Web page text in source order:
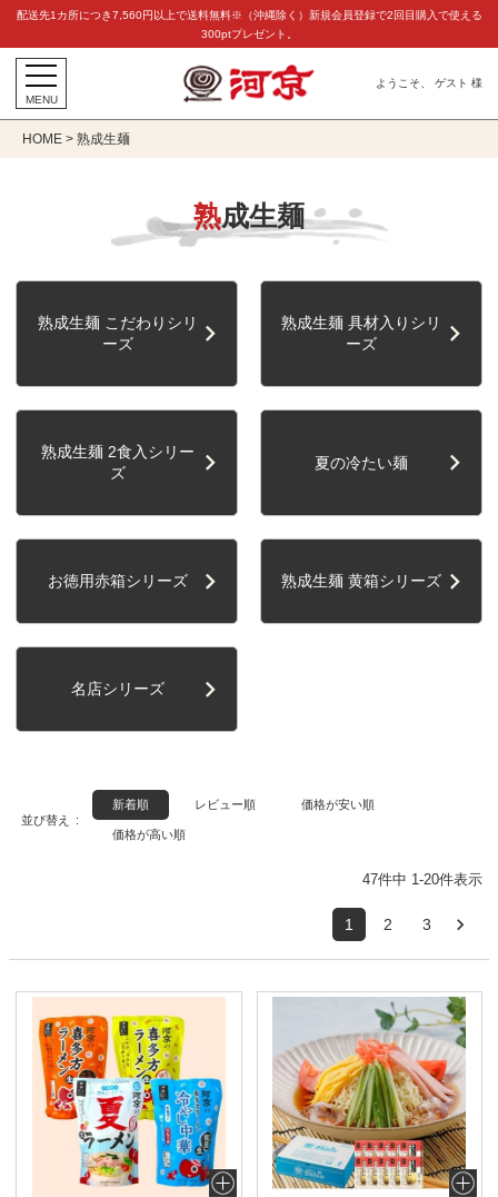
配送先1カ所につき7,560円以上で送料無料※（沖縄除く）新規会員登録で2回目購入で使える
300ptプレゼント。
MENU
ようこそ、 ゲスト 様
HOME 熟成生麺
キー
円〜 円
庫
し
非
表
暮
料
ご
用
ご
用
と
新
着
順
登
録
順
価
格
安
い
価
格
高
い
順
熟成生麺
熟成生麺 こだわりシリ
ーズ
熟成生麺 具材入りシリ
ーズ
熟成生麺 2食入シリー
ズ
夏の冷たい麺
お徳用赤箱シリーズ 熟成生麺 黄箱シリーズ
名店シリーズ
並び替え
新着順 レビュー順 価格が安い順
価格が高い順
47件中 1-20件表示
1 2 3